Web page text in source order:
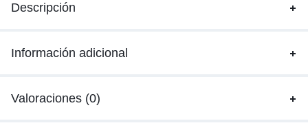
Descripción
Información adicional
Valoraciones (0)